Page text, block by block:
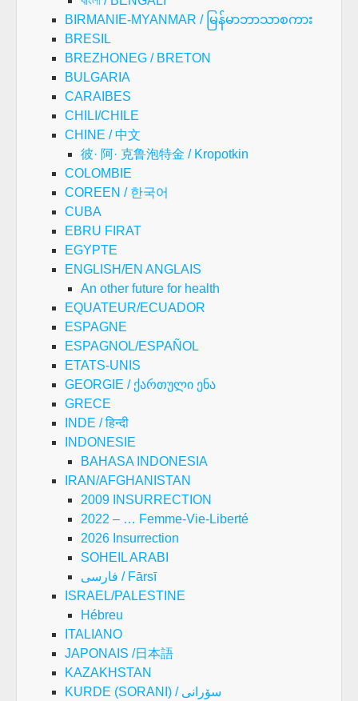
BIRMANIE-MYANMAR / မြန်မာဘာသာစကား
BRESIL
BREZHONEG / BRETON
BULGARIA
CARAIBES
CHILI/CHILE
CHINE / 中文
彼· 阿· 克鲁泡特金 / Kropotkin
COLOMBIE
COREEN / 한국어
CUBA
EBRU FIRAT
EGYPTE
ENGLISH/EN ANGLAIS
An other future for health
EQUATEUR/ECUADOR
ESPAGNE
ESPAGNOL/ESPAÑOL
ETATS-UNIS
GEORGIE / ქართული ენა
GRECE
INDE / हिन्दी
INDONESIE
BAHASA INDONESIA
IRAN/AFGHANISTAN
2009 INSURRECTION
2022 – … Femme-Vie-Liberté
2026 Insurrection
SOHEIL ARABI
فارسی / Fārsī
ISRAEL/PALESTINE
Hébreu
ITALIANO
JAPONAIS /日本語
KAZAKHSTAN
KURDE (SORANI) / سۆرانی